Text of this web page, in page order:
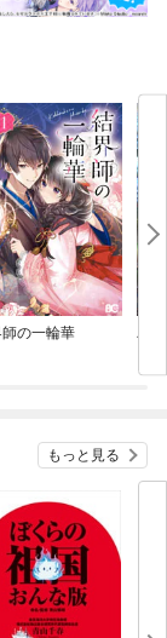
刊行予定。政治献
長も置かないとい
民主党の獲得党員
員をかき集める他
ネル☆ぼくらの国
突破する歴史的人
・ゆうと）平成16
）年３月、早稲田
学政治経済学部政治
。ワセダを離れて
晴参議院議員（当
ーンシップの予定
チャンネル
800本以上のショ
月現在）。趣味は書
の一輪華
バ
今
もっと見る